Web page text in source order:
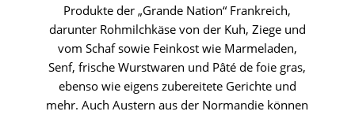
Produkte der „Grande Nation“ Frankreich,
darunter Rohmilchkäse von der Kuh, Ziege und
vom Schaf sowie Feinkost wie Marmeladen,
Senf, frische Wurstwaren und Pâté de foie gras,
ebenso wie eigens zubereitete Gerichte und
mehr. Auch Austern aus der Normandie können